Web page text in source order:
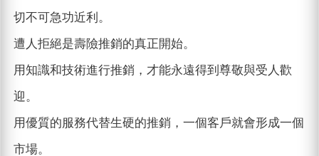
切不可急功近利。
遭人拒絕是壽險推銷的真正開始。
用知識和技術進行推銷，才能永遠得到尊敬與受人歡
迎。
用優質的服務代替生硬的推銷，一個客戶就會形成一個
市場。